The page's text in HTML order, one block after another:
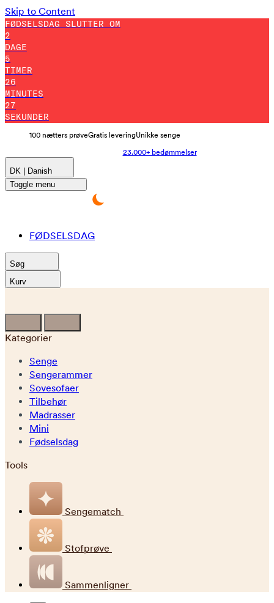
Skip to Content
FØDSELSDAG SLUTTER OM
2
DAGE
5
TIMER
26
MINUTES
16
SEKUNDER
100 nætters prøveGratis leveringUnikke senge
23.000+ bedømmelser
DK | Danish
Toggle menu
FØDSELSDAG
Søg
Kurv
Kategorier
Senge
Sengerammer
Sovesofaer
Tilbehør
Madrasser
Mini
Fødselsdag
Tools
Sengematch
Stofprøve
Sammenligner